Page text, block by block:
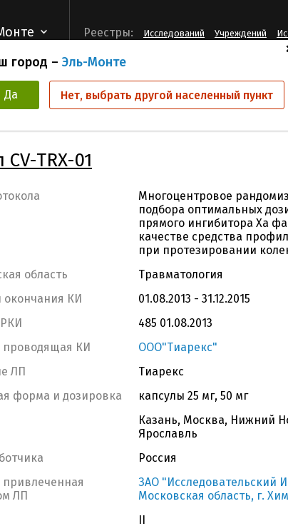
город – Эль-Монте
Да Нет, выбрать другой населенный пункт
Реестры: Исследований Учреждений
исследований CV-TRX-01
TRX-01
Многоцентровое
подбора оптимальных
прямого ингибитора Xa
качестве средства
при протезировании
область
Травматология
окончания КИ
01.08.2013 - 31.12.2015
485 01.08.2013
проводящая КИ
ООО"Тиарекс"
ЛП
Тиарекс
форма и дозировка
капсулы 25 мг, 50 мг
Казань, Москва, Нижний
Ярославль
Россия
ЛП
ЗАО "Исследовательский
Московская область, г.
II